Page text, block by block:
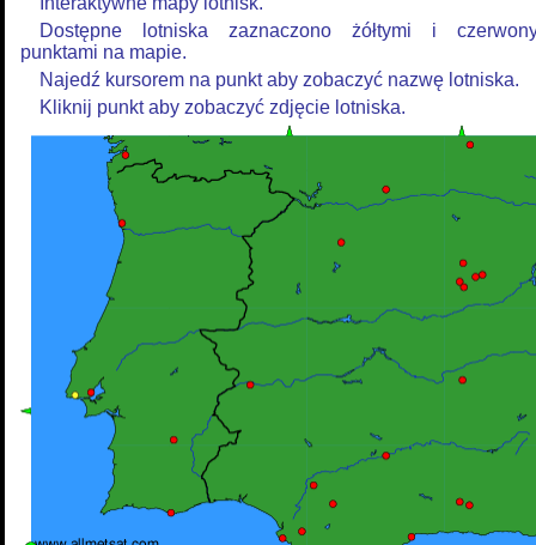
Dostępne lotniska zaznaczono żółtymi i
punktami na mapie.
Najedź kursorem na punkt aby zobaczyć nazwę lotniska.
Kliknij punkt aby zobaczyć zdjęcie lotniska.